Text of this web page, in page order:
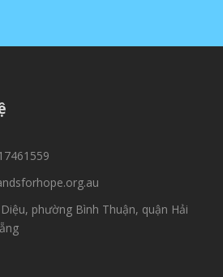
phường Bình Thuận, quận Hải